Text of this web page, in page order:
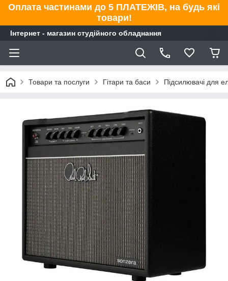
Оплата частинами до 5 ПЛАТЕЖІВ, на будь які
товари!
Інтернет - магазин студійного обладнання
Товари та послуги Гітари та баси Підсилювачі для